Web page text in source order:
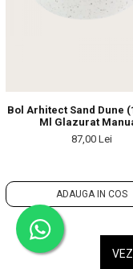
Bol Arhitect Sand Dune
Ml Glazurat
87,00 Lei
ADAUGA IN COS